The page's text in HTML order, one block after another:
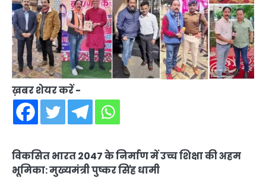
ख़बर शेयर करें -
विकसित भारत 2047 के निर्माण में उच्च शिक्षा की अहम
भूमिका: मुख्यमंत्री पुष्कर सिंह धामी